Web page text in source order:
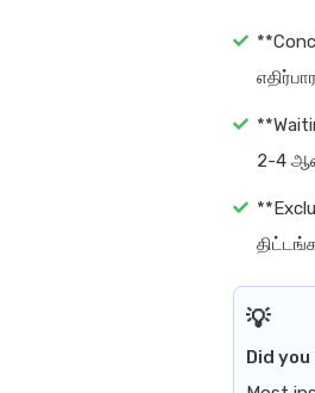
2-4
Did you